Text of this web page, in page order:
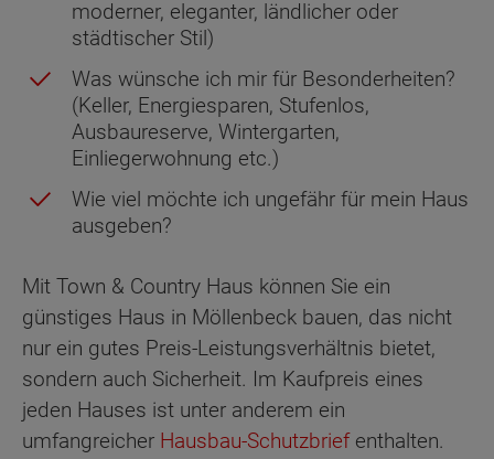
moderner, eleganter, ländlicher oder
städtischer Stil)
Was wünsche ich mir für Besonderheiten?
(Keller, Energiesparen, Stufenlos,
Ausbaureserve, Wintergarten,
Einliegerwohnung etc.)
Wie viel möchte ich ungefähr für mein Haus
ausgeben?
Mit Town & Country Haus können Sie ein
günstiges Haus in Möllenbeck bauen, das nicht
nur ein gutes Preis-Leistungsverhältnis bietet,
sondern auch Sicherheit. Im Kaufpreis eines
jeden Hauses ist unter anderem ein
umfangreicher Hausbau-Schutzbriefenthalten.